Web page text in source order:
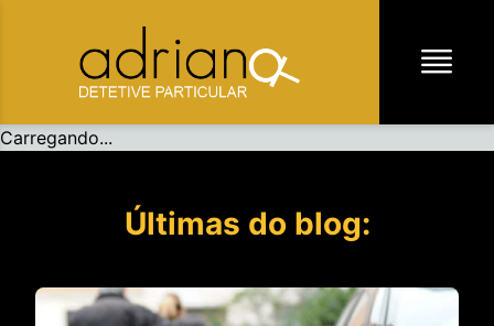
Carregando...
Últimas do blog: